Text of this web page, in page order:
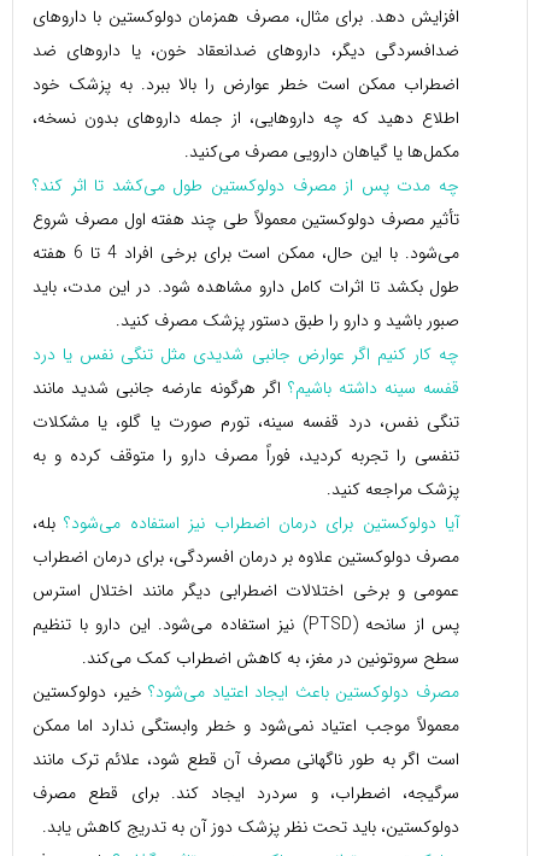
افزایش دهد. برای مثال، مصرف همزمان دولوکستین با داروهای
ضدافسردگی دیگر، داروهای ضدانعقاد خون، یا داروهای ضد
اضطراب ممکن است خطر عوارض را بالا ببرد. به پزشک خود
اطلاع دهید که چه داروهایی، از جمله داروهای بدون نسخه،
مکمل‌ها یا گیاهان دارویی مصرف می‌کنید.
چه مدت پس از مصرف دولوکستین طول می‌کشد تا اثر کند؟
تأثیر مصرف دولوکستین معمولاً طی چند هفته اول مصرف شروع
می‌شود. با این حال، ممکن است برای برخی افراد 4 تا 6 هفته
طول بکشد تا اثرات کامل دارو مشاهده شود. در این مدت، باید
صبور باشید و دارو را طبق دستور پزشک مصرف کنید.
چه کار کنیم اگر عوارض جانبی شدیدی مثل تنگی نفس یا درد
قفسه سینه داشته باشیم؟ اگر هرگونه عارضه جانبی شدید مانند
تنگی نفس، درد قفسه سینه، تورم صورت یا گلو، یا مشکلات
تنفسی را تجربه کردید، فوراً مصرف دارو را متوقف کرده و به
پزشک مراجعه کنید.
آیا دولوکستین برای درمان اضطراب نیز استفاده می‌شود؟بله،
مصرف دولوکستین علاوه بر درمان افسردگی، برای درمان اضطراب
عمومی و برخی اختلالات اضطرابی دیگر مانند اختلال استرس
پس از سانحه (PTSD) نیز استفاده می‌شود. این دارو با تنظیم
سطح سروتونین در مغز، به کاهش اضطراب کمک می‌کند.
مصرف دولوکستین باعث ایجاد اعتیاد می‌شود؟خیر، دولوکستین
معمولاً موجب اعتیاد نمی‌شود و خطر وابستگی ندارد اما ممکن
است اگر به طور ناگهانی مصرف آن قطع شود، علائم ترک مانند
سرگیجه، اضطراب، و سردرد ایجاد کند. برای قطع مصرف
دولوکستین، باید تحت نظر پزشک دوز آن به تدریج کاهش یابد.